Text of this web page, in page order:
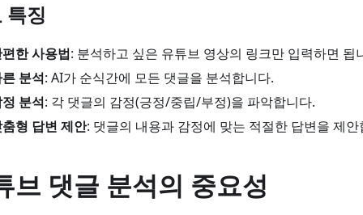
특징
한 사용법: 분석하고 싶은 유튜브 영상의 링크만 입력하면 됩
분석: AI가 순식간에 모든 댓글을 분석합니다.
분석: 각 댓글의 감정(긍정/중립/부정)을 파악합니다.
형 답변 제안: 댓글의 내용과 감정에 맞는 적절한 답변을 제안
브 댓글 분석의 중요성